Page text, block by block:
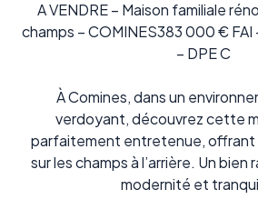
A VENDRE – Maison familiale
champs – COMINES383 000 € FAI
– DPE C
À Comines, dans un
verdoyant, découvrez cette
parfaitement entretenue, offrant
sur les champs à l’arrière. Un
modernité et